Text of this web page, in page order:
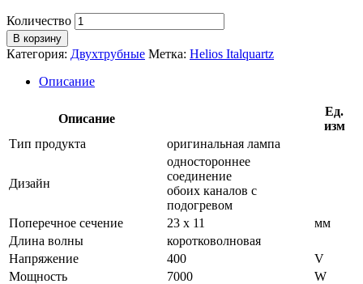
Количество
В корзину
Категория: Двухтрубные Метка: Helios Italquartz
Описание
Описание
Ед.
изм
Тип продукта
оригинальная лампа
Дизайн
одностороннее
соединение
обоих каналов с
подогревом
Поперечное сечение
23 х 11
мм
Длина волны
коротковолновая
Напряжение
400
V
Мощность
7000
W